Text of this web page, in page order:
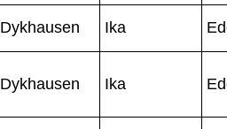
Dykhausen Ika
Dykhausen Ika